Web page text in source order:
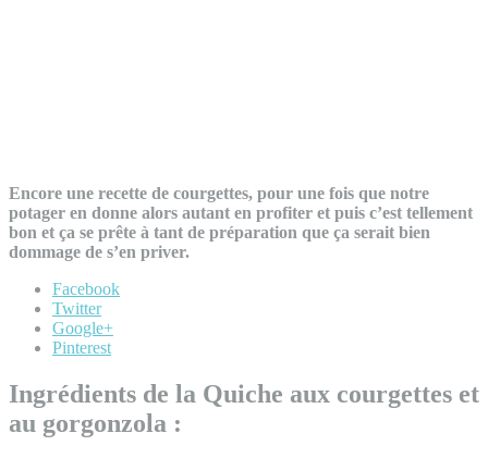
Encore une recette de courgettes, pour une fois que notre
potager en donne alors autant en profiter et puis c’est tellement
bon et ça se prête à tant de préparation que ça serait bien
dommage de s’en priver.
Facebook
Twitter
Google+
Pinterest
Ingrédients de la Quiche aux courgettes et
au gorgonzola :